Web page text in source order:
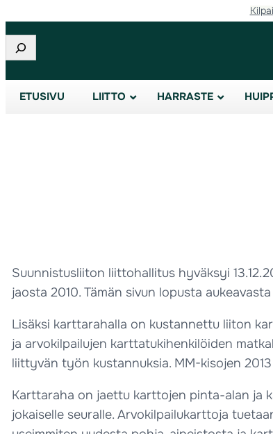
Etsi
ETUSIVU LIITTO HARRASTE
Suunnistusliiton liittohallitus hyväksyi
jaosta 2010. Tämän sivun lopusta
Lisäksi karttarahalla on kustannettu liiton
ja arvokilpailujen karttatukihenkilöiden
liittyvän työn kustannuksia. MM-kisojen
Karttaraha on jaettu karttojen pinta-alan ja
jokaiselle seuralle. Arvokilpailukarttoja